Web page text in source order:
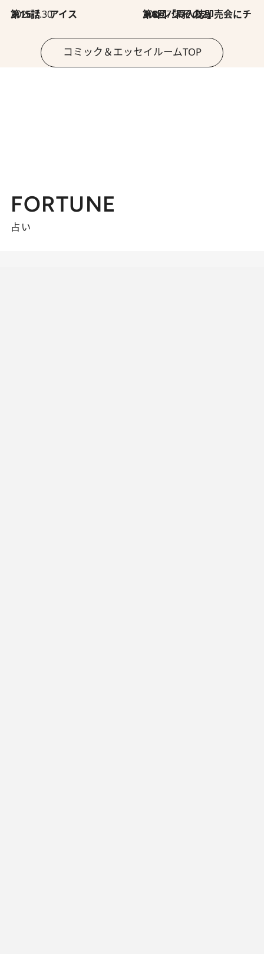
2026.7.30
第15話 アイス 2026.7.30
第8回「同人誌即売会にチャレンジ その2」
コミック＆エッセイルームTOP
FORTUNE
占い